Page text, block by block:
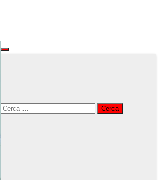
Ricerca
per: